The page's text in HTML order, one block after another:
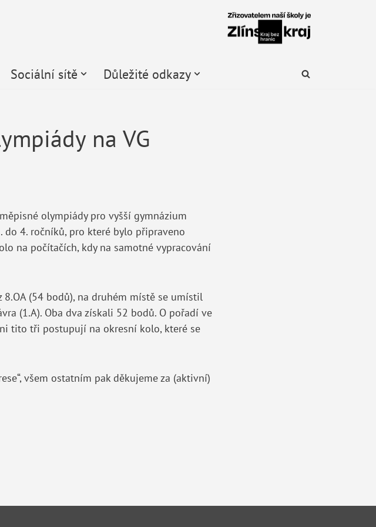
Sociální sítě Důležité odkazy
na VG
olympiády pro vyšší gymnázium
do 4. ročníků, pro které bylo připraveno
na počítačích, kdy na samotné vypracování
(54 bodů), na druhém místě se umístil
(1.A). Oba dva získali 52 bodů. O pořadí ve
tito tři postupují na okresní kolo, které se
všem ostatním pak děkujeme za (aktivní)